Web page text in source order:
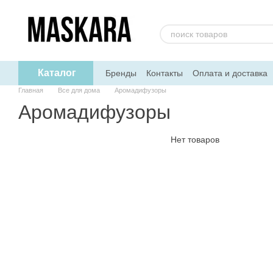
Каталог Бренды Контакты Оплата и доставка
Главная Все для дома Аромадифузоры
Аромадифузоры
Нет товаров